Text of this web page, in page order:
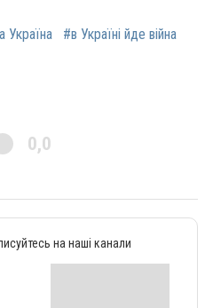
Україна #в Україні йде війна
0,0
на наші канали